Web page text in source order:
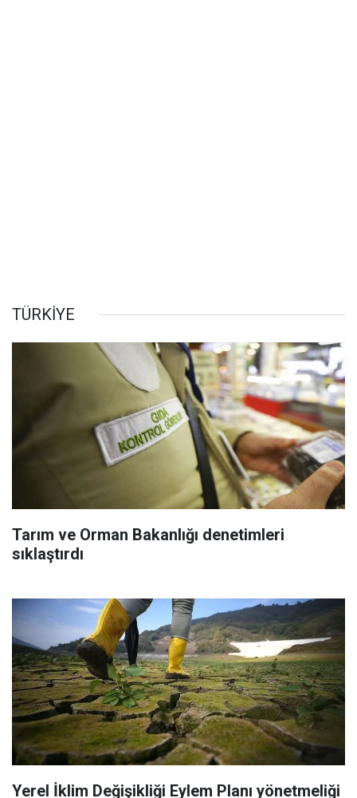
TÜRKİYE
Tarım ve Orman Bakanlığı denetimleri
sıklaştırdı
Yerel İklim Değişikliği Eylem Planı yönetmeliği